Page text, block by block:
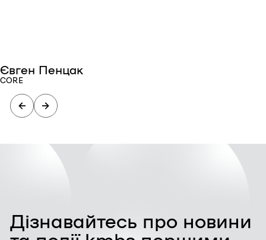
Євген Пенцак
CORE
Дізнавайтесь про новини